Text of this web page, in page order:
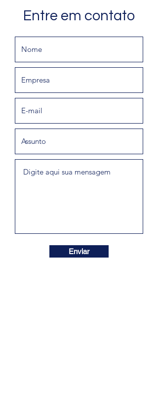
Entre em contato
Enviar